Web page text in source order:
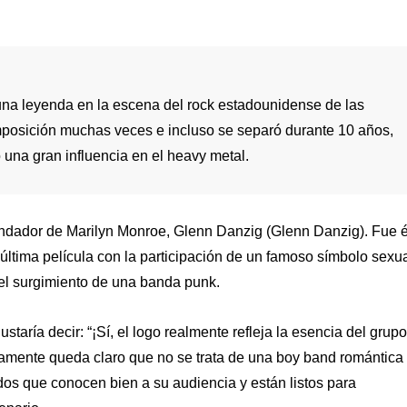
leyenda en la escena del rock estadounidense de las
muchas veces e incluso se separó durante 10 años,
gran influencia en el heavy metal.
de Marilyn Monroe, Glenn Danzig (Glenn Danzig). Fue
película con la participación de un famoso símbolo
surgimiento de una banda punk.
decir: “¡Sí, el logo realmente refleja la esencia del
queda claro que no se trata de una boy band romántica
que conocen bien a su audiencia y están listos para